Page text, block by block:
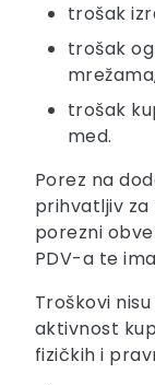
trošak
trošak
trošak
med.
Porez na
prihvatljiv za
porezni
PDV-a te
Troškovi
aktivnost
fizičkih i